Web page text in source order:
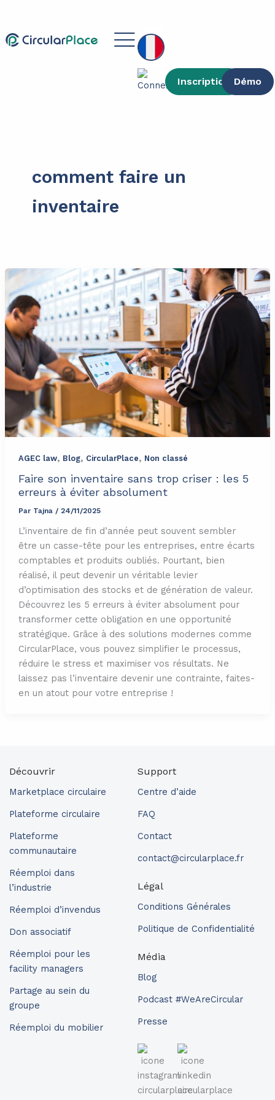
contenu
Main
Menu
Inscription Démo
comment faire un
inventaire
AGEC law, Blog, CircularPlace, Non classé
Faire son inventaire sans trop criser : les 5
erreurs à éviter absolument
Par Tajna / 24/11/2025
L’inventaire de fin d’année peut souvent sembler
être un casse-tête pour les entreprises, entre écarts
comptables et produits oubliés. Pourtant, bien
réalisé, il peut devenir un véritable levier
d’optimisation des stocks et de génération de valeur.
Découvrez les 5 erreurs à éviter absolument pour
transformer cette obligation en une opportunité
stratégique. Grâce à des solutions modernes comme
CircularPlace, vous pouvez simplifier le processus,
réduire le stress et maximiser vos résultats. Ne
laissez pas l’inventaire devenir une contrainte, faites-
en un atout pour votre entreprise !
Découvrir
Marketplace circulaire
Plateforme circulaire
Plateforme
communautaire
Réemploi dans
l’industrie
Réemploi d’invendus
Don associatif
Réemploi pour les
facility managers
Partage au sein du
groupe
Réemploi du mobilier
Support
Centre d’aide
FAQ
Contact
contact@circularplace.fr
Légal
Conditions Générales
Politique de Confidentialité
Média
Blog
Podcast #WeAreCircular
Presse